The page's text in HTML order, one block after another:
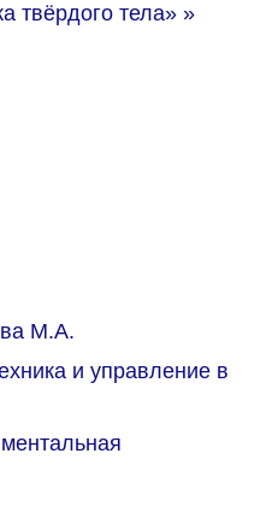
твёрдого тела» »
М.А.
и управление в